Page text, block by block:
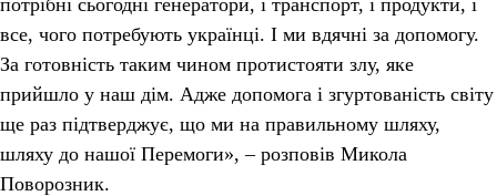
потрібні сьогодні генератори, і транспорт, і продукти, і
все, чого потребують українці. І ми вдячні за допомогу.
За готовність таким чином протистояти злу, яке
прийшло у наш дім. Адже допомога і згуртованість світу
ще раз підтверджує, що ми на правильному шляху,
шляху до нашої Перемоги», – розповів Микола
Поворозник.